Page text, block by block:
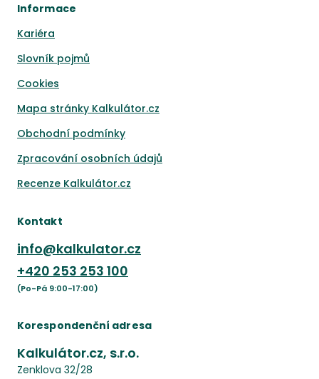
Informace
Kariéra
Slovník pojmů
Cookies
Mapa stránky Kalkulátor.cz
Obchodní podmínky
Zpracování osobních údajů
Recenze Kalkulátor.cz
Kontakt
info@kalkulator.cz
+420 253 253 100
(Po-Pá 9:00-17:00)
Korespondenční adresa
Kalkulátor.cz, s.r.o.
Zenklova 32/28